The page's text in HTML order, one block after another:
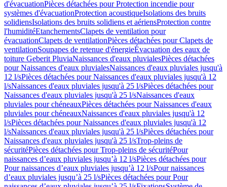
d'évacuationPièces détachées pour Protection incendie pour
systèmes d'évacuationProtection acoustiqueIsolations des bruits
solidiensIsolations des bruits solidiens et aériensProtection contre
l'humiditéEtanchementsClapets de ventilation pour
évacuationClapets de ventilationPièces détachées pour Clapets de
ventilationSoupapes de retenue d'énergieÉvacuation des eaux de
toiture Geberit PluviaNaissances d'eaux pluvialesPièces détachées
pour Naissances d'eaux pluvialesNaissances d'eaux pluviales jusqu'à
12 l/sPièces détachées pour Naissances d'eaux pluviales jusqu'à 12
l/sNaissances d'eaux pluviales jusqu'à 25 l/sPièces détachées pour
Naissances d'eaux pluviales jusqu'à 25 l/sNaissances d'eaux
pluviales pour chéneauxPièces détachées pour Naissances d'eaux
pluviales pour chéneauxNaissances d'eaux pluviales jusqu'à 12
l/sPièces détachées pour Naissances d'eaux pluviales jusqu'à 12
l/sNaissances d'eaux pluviales jusqu'à 25 l/sPièces détachées pour
Naissances d'eaux pluviales jusqu'à 25 l/sTrop-pleins de
sécuritéPièces détachées pour Trop-pleins de sécuritéPour
naissances d’eaux pluviales jusqu’à 12 l/sPièces détachées pour
Pour naissances d’eaux pluviales jusqu’à 12 l/sPour naissances
d’eaux pluviales jusqu’à 25 l/sPièces détachées pour Pour